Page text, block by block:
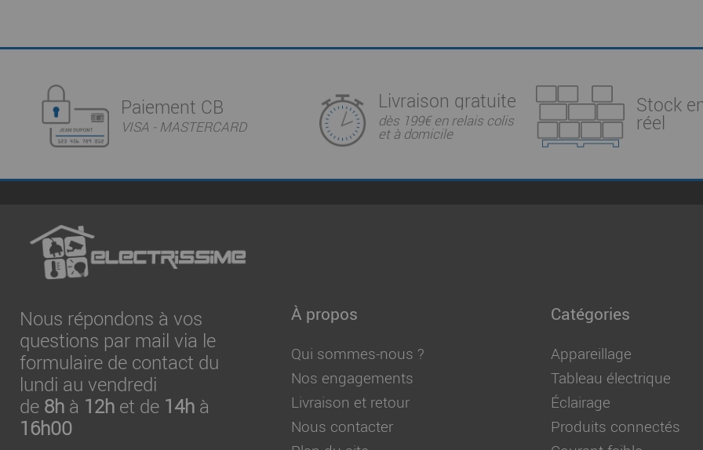
Paiement CB
VISA - MASTERCARD
Livraison gratuite
dès 199€ en relais colis
et à domicile
Stock
réel
Nous répondons à vos
questions par mail via le
formulaire de contact du
lundi au vendredi
de 8h à 12h et de 14h à
16h00
À propos
Qui sommes-nous ?
Nos engagements
Livraison et retour
Nous contacter
Catégories
Appareillage
Tableau électrique
Éclairage
Produits connectés